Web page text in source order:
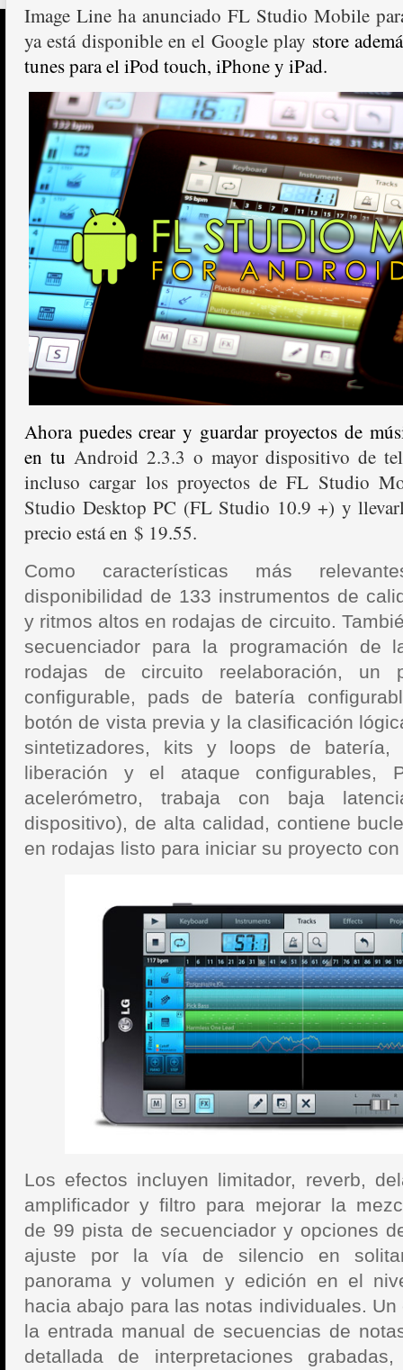
Image Line ha anunciado FL Studio Mobile p
ya está disponible en el Google play store
tunes para el iPod touch, iPhone y iPad.
Ahora puedes crear y guardar proyectos de
en tu Android 2.3.3 o mayor dispositivo de
incluso cargar los proyectos de FL Studio
Studio Desktop PC (FL Studio 10.9 +) y
precio está en $ 19.55.
Como características más
disponibilidad de 133 instrumentos de
y ritmos altos en rodajas de circuito.
secuenciador para la programación de
rodajas de circuito reelaboración, un
configurable, pads de batería
botón de vista previa y la clasificación
sintetizadores, kits y loops de batería,
liberación y el ataque configurables,
acelerómetro, trabaja con baja
dispositivo), de alta calidad, contiene
en rodajas listo para iniciar su proyecto
Los efectos incluyen limitador, reverb,
amplificador y filtro para mejorar la
de 99 pista de secuenciador y opciones
ajuste por la vía de silencio en
panorama y volumen y edición en el
hacia abajo para las notas individuales. Un
la entrada manual de secuencias de
detallada de interpretaciones